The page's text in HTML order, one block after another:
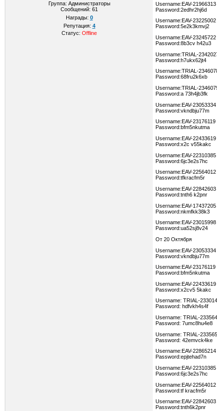
Группа: Администраторы
Сообщений: 61
Награды: 0
Репутация: 4
Статус: Offline
Username:EAV-21966313
Password:2edhr2hj6d
Username:EAV-23225002
Password:5e2k3kmvj2
Username:EAV-23245722
Password:8b3cv h42u3
Username:TRIAL-
Password:h7ukx62jt4
Username:TRIAL-
Password:68fru2k6xb
Username:TRIAL-
Password:a 73h4jb3fk
Username:EAV-23053334
Password:vkndbju77m
Username:EAV-23176119
Password:bfm5nkutma
Username:EAV-22433619
Password:x2c v55kakc
Username:EAV-22310385
Password:6jc3e2s7hc
Username:EAV-22564012
Password:tfkracfm5r
Username:EAV-22842603
Password:tnth6 k2pnr
Username:EAV-17437205
Password:nkmfkk38k3
Username:EAV-23015998
Password:ua52sj8v24
От 20 Октября
Username:EAV-23053334
Password:vkndbju77m
Username:EAV-23176119
Password:bfm5nkutma
Username:EAV-22433619
Password:x2cv5 5kakc
Username: TRIAL-
Password: hdfvkh4s4f
Username: TRIAL-
Password: 7umc8hu4e8
Username: TRIAL-
Password: 42emvck4ke
Username:EAV-22865214
Password:epjtehad7n
Username:EAV-22310385
Password:6jc3e2s7hc
Username:EAV-22564012
Password:tf kracfm5r
Username:EAV-22842603
Password:tnth6k2pnr